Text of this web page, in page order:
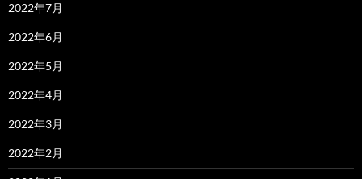
2022年7月
2022年6月
2022年5月
2022年4月
2022年3月
2022年2月